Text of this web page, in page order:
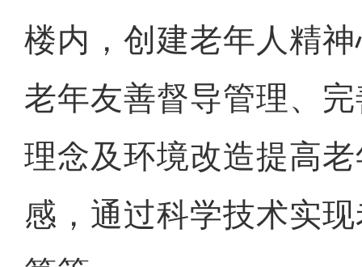
楼内，创建老年人精
老年友善督导管理、
理念及环境改造提高
感，通过科学技术实